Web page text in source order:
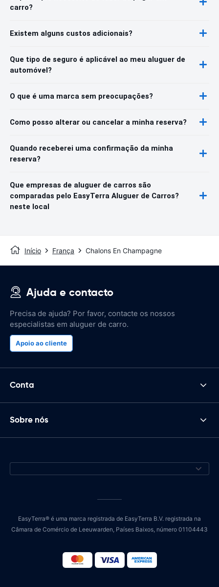
carro?
Existem alguns custos adicionais?
Que tipo de seguro é aplicável ao meu aluguer de
automóvel?
O que é uma marca sem preocupações?
Como posso alterar ou cancelar a minha reserva?
Quando receberei uma confirmação da minha
reserva?
Que empresas de aluguer de carros são
comparadas pelo EasyTerra Aluguer de Carros?
neste local
Início França Chalons En Champagne
Ajuda e contacto
Precisa de ajuda? Por favor, contacte os nossos
especialistas em aluguer de carro.
Apoio ao cliente
Conta
Sobre nós
EasyTerra® é uma marca registrada de EasyTerra B.V. registrada na
Câmara de Comércio de Leeuwarden, Países Baixos, número 01104443